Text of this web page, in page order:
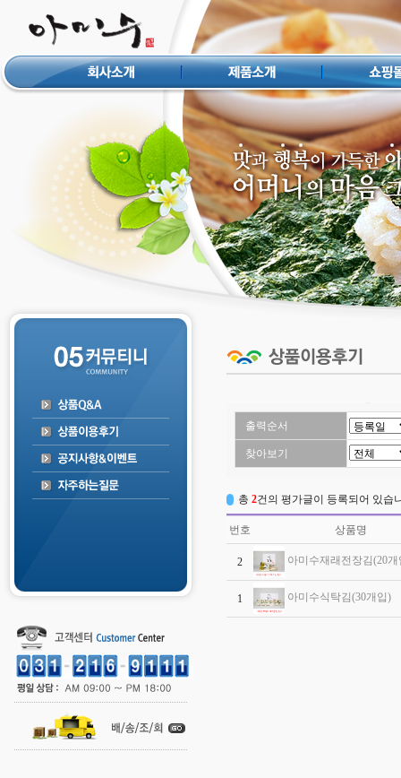
출력순서
찾아보기
총 2건의 평가글이 등록되어 있습
번호 상품명
2 아미수재래전장김(20개
1 아미수식탁김(30개입)